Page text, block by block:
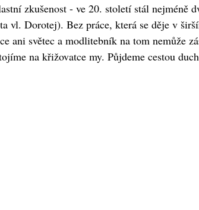
zkušenost - ve 20. století stál nejméně
vl. Dorotej). Bez práce, která se děje v
ani světec a modlitebník na tom nemůže
na křižovatce my. Půjdeme cestou